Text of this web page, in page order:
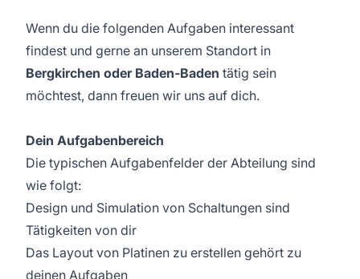
Wenn du die folgenden Aufgaben interessant
findest und gerne an unserem Standort in
Bergkirchen oder Baden-Baden tätig sein
möchtest, dann freuen wir uns auf dich.
Dein Aufgabenbereich
Die typischen Aufgabenfelder der Abteilung sind
wie folgt:
Design und Simulation von Schaltungen sind
Tätigkeiten von dir
Das Layout von Platinen zu erstellen gehört zu
deinen Aufgaben